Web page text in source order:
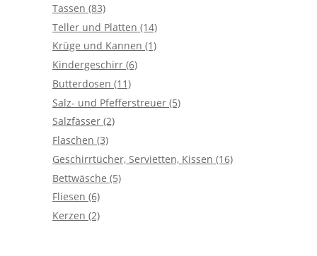
Tassen (83)
Teller und Platten (14)
Krüge und Kannen (1)
Kindergeschirr (6)
Butterdosen (11)
Salz- und Pfefferstreuer (5)
Salzfässer (2)
Flaschen (3)
Geschirrtücher, Servietten, Kissen (16)
Bettwäsche (5)
Fliesen (6)
Kerzen (2)